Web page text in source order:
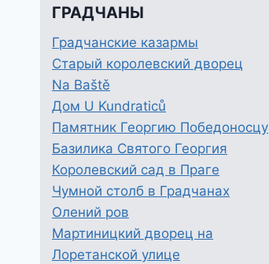
ГРАДЧАНЫ
Градчанские казармы
Старый королевский дворец
Na Baště
Дом U Kundraticů
Памятник Георгию Победоносцу
Базилика Святого Георгия
Королевский сад в Праге
Чумной столб в Градчанах
Олений ров
Мартиницкий дворец на
Лоретанской улице